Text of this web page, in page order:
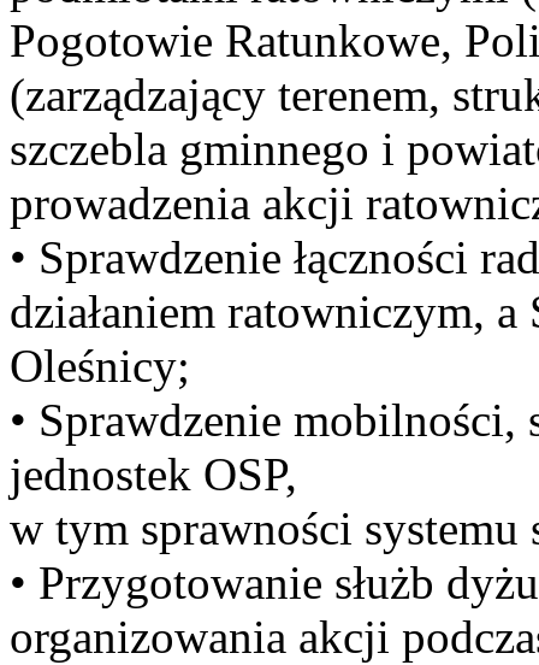
Pogotowie Ratunkowe,
(zarządzający terenem,
szczebla gminnego i
prowadzenia akcji
• Sprawdzenie łączności
działaniem ratowniczym,
Oleśnicy;
• Sprawdzenie
jednostek OSP,
w tym sprawności
• Przygotowanie służb
organizowania akcji